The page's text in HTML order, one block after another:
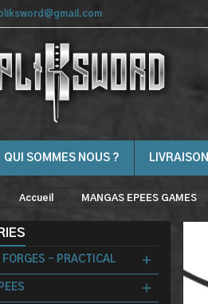
QUI SOMMES NOUS ? LIVRAISON
Accueil MANGAS EPEES GAMES
FORGES - PRACTICAL